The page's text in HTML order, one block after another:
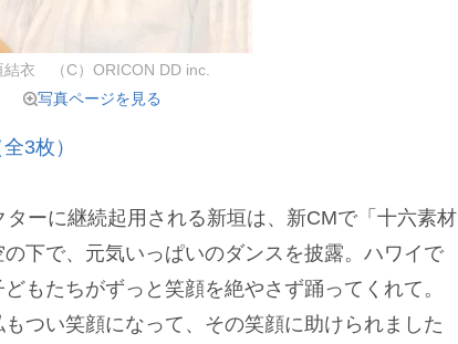
結衣 （C）ORICON DD inc.
写真ページを見る
3枚）
ーに継続起用される新垣は、新CMで「十六素材
下で、元気いっぱいのダンスを披露。ハワイで
もたちがずっと笑顔を絶やさず踊ってくれて。
つい笑顔になって、その笑顔に助けられました